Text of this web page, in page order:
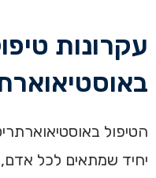
עקרונות
הטיפול
יחיד שמתאים לכל אדם,